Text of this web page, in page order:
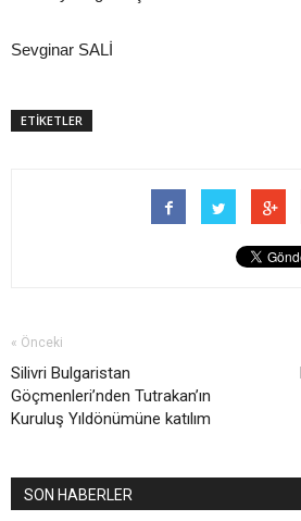
Sevginar SALİ
ETİKETLER
« Önceki
Silivri Bulgaristan
Göçmenleri’nden Tutrakan’ın
Kuruluş Yıldönümüne katılım
SON HABERLER